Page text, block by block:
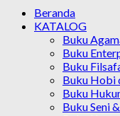
Beranda
KATALOG
Buku
Buku
Buku
Buku Hobi
Buku
Buku Seni